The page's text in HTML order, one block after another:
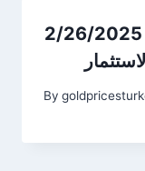
أسعار الذهب في ألمانيا اليوم 2/26/2025
By